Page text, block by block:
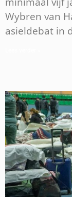
Wybren van
asieldebat in